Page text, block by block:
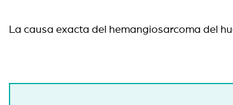
La causa exacta del hemangiosarcoma del